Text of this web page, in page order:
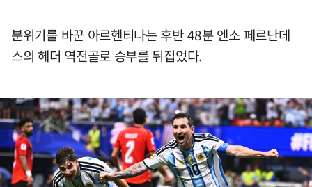
분위기를 바꾼 아르헨티나는 후반 48분 엔소 페르난데
스의 헤더 역전골로 승부를 뒤집었다.